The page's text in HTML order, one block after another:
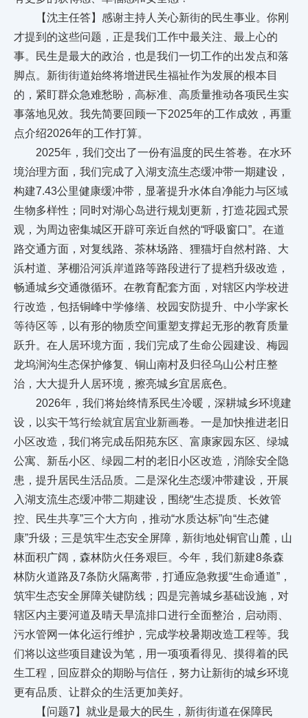
【沈主任答】感谢主持人关心新街的民生事业。你刚
才提到的这些问题，正是我们工作中最关注、最上心的
事。民生是最大的政治，也是我们一切工作的出发点和落
脚点。新街街道始终将增进民生福祉作为发展的根本目
的，紧盯群众急难愁盼，高标准、高质量推动各项民生实
事落地见效。我先简要回顾一下2025年的工作成效，再重
点介绍2026年的工作打算。
2025年，我们交出了一份有温度的民生答卷。在水环
境治理方面，我们完成了入湖支流生态缓冲带一期建设，
构建7.43公里健康缓冲带，显著提升水体自净能力与区域
生物多样性；同时对湖心岛进行规划更新，打造花园式景
观，为周边密集城区开辟可亲近自然的“呼吸窗口”。在道
路交通方面，对复线路、茶林场路、狸猫圩自然村路、大
浜村道、茅棚沿河浜岸道路等路段进行了提档升级改造，
畅通城乡交通微循环。在教育配套方面，对辖区内学校进
行改造，包括铜峰中学修缮、校园安防提升、中小学家长
等待区等，以有形的物质空间重塑支撑起无形的教育质量
跃升。在人居环境方面，我们完成了生命公园建设、梅园
龙坞涧沟生态保护修复、铜山南村及归径乌山公村庄整
治，大大提升人居环境，擦亮城乡宜居底色。
2026年，我们将始终情系民生冷暖，深耕城乡环境建
设，以实干笃行绘就宜居宜业新画卷。一是加快推进老旧
小区改造，我们将完成岳阳苑东区、富康家园东区、绿城
公寓、新岳小区、绿园二村的老旧小区改造，消除安全隐
患，提升居民生活品质。二是深化生态缓冲带建设，开展
入湖支流生态缓冲带二期建设，围绕“生态提质、长效管
控、民生共享”三个大方向，推动“水质达标”向“生态健
康”升级；三是筑牢生态安全屏障，新街地处铜官山麓，山
林面积广阔，森林防火任务艰巨。今年，我们新建8条森
林防火道路及7条防火隔离带，打通应急救援“生命通道”，
筑牢生态安全屏障关键防线；四是完善城乡基础设施，对
辖区内主要河道及晴天旱流排口进行全面整治，启动雨、
污水管网一体化运行维护，完成学校暑期改造工程等。我
们将以这些项目建设为笔，用一项项看得见、摸得着的民
生工程，回应群众的期盼与信任，努力让新街的城乡环境
更有品质、让群众的生活更加美好。
【问题7】就业是最大的民生，新街街道在保障民